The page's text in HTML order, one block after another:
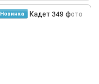
Новинка